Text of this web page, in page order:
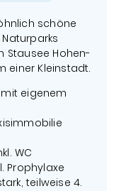
schöne
Stausee Hohen-
einer Kleinstadt.
eigenem
WC
Prophylaxe
teilweise 4.